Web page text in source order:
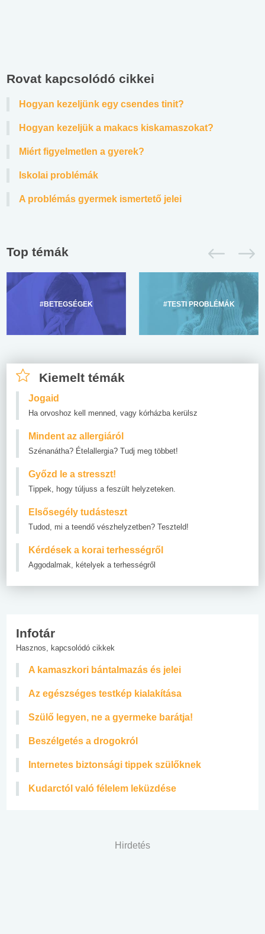
Rovat kapcsolódó cikkei
Hogyan kezeljünk egy csendes tinit?
Hogyan kezeljük a makacs kiskamaszokat?
Miért figyelmetlen a gyerek?
Iskolai problémák
A problémás gyermek ismertető jelei
Top témák
#BETEGSÉGEK #TESTI PROBLÉMÁK
Kiemelt témák
Jogaid
Ha orvoshoz kell menned, vagy kórházba kerülsz
Mindent az allergiáról
Szénanátha? Ételallergia? Tudj meg többet!
Győzd le a stresszt!
Tippek, hogy túljuss a feszült helyzeteken.
Elsősegély tudásteszt
Tudod, mi a teendő vészhelyzetben? Teszteld!
Kérdések a korai terhességről
Aggodalmak, kételyek a terhességről
Infotár
Hasznos, kapcsolódó cikkek
A kamaszkori bántalmazás és jelei
Az egészséges testkép kialakítása
Szülő legyen, ne a gyermeke barátja!
Beszélgetés a drogokról
Internetes biztonsági tippek szülőknek
Kudarctól való félelem leküzdése
Hirdetés